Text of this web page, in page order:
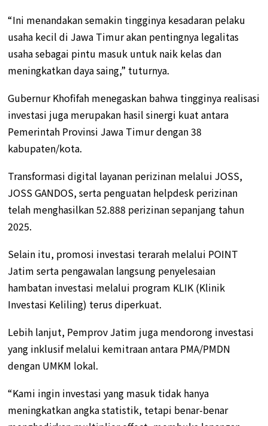
“Ini menandakan semakin tingginya kesadaran pelaku
usaha kecil di Jawa Timur akan pentingnya legalitas
usaha sebagai pintu masuk untuk naik kelas dan
meningkatkan daya saing,” tuturnya.
Gubernur Khofifah menegaskan bahwa tingginya realisasi
investasi juga merupakan hasil sinergi kuat antara
Pemerintah Provinsi Jawa Timur dengan 38
kabupaten/kota.
Transformasi digital layanan perizinan melalui JOSS,
JOSS GANDOS, serta penguatan helpdesk perizinan
telah menghasilkan 52.888 perizinan sepanjang tahun
2025.
Selain itu, promosi investasi terarah melalui POINT
Jatim serta pengawalan langsung penyelesaian
hambatan investasi melalui program KLIK (Klinik
Investasi Keliling) terus diperkuat.
Lebih lanjut, Pemprov Jatim juga mendorong investasi
yang inklusif melalui kemitraan antara PMA/PMDN
dengan UMKM lokal.
“Kami ingin investasi yang masuk tidak hanya
meningkatkan angka statistik, tetapi benar-benar